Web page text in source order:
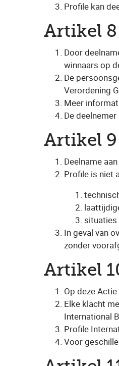
Profile kan
Artikel
Door
winnaars op
De
Verordening
Meer
De
Artikel
Deelname
Profile is niet
situaties
In geval van
zonder
Artikel
Op deze
Elke klacht
International
Profile
Voor